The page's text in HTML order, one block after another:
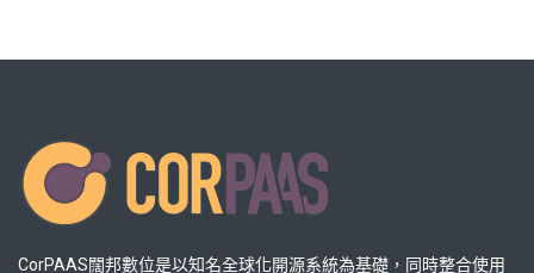
CorPAAS闊邦數位是以知名全球化開源系統為基礎，同時整合使用